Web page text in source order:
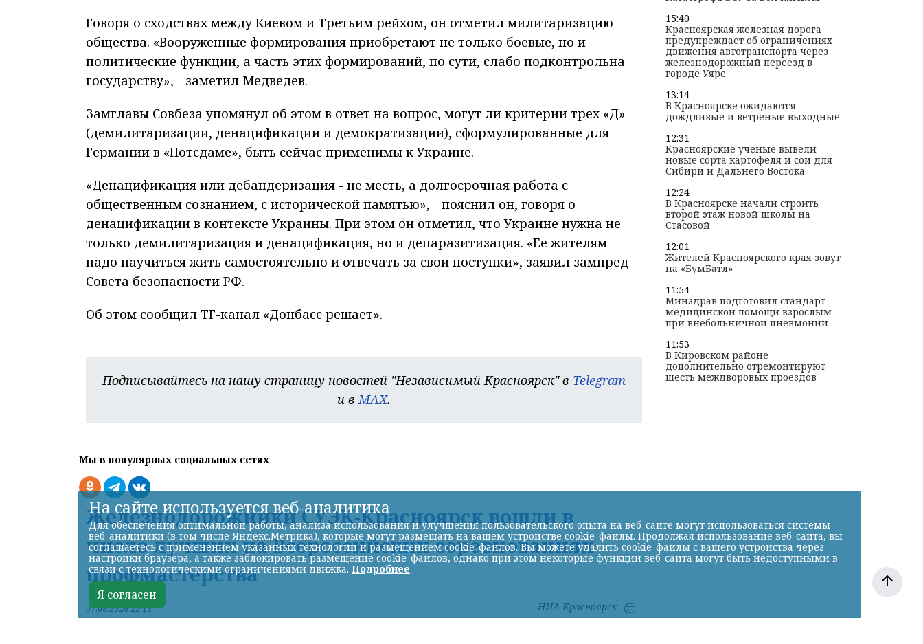
Говоря о сходствах между Киевом и Третьим рейхом, он отметил милитаризацию
общества. «Вооруженные формирования приобретают не только боевые, но и
политические функции, а часть этих формирований, по сути, слабо подконтрольна
государству», - заметил Медведев.
Замглавы Совбеза упомянул об этом в ответ на вопрос, могут ли критерии трех «Д»
(демилитаризации, денацификации и демократизации), сформулированные для
Германии в «Потсдаме», быть сейчас применимы к Украине.
«Денацификация или дебандеризация - не месть, а долгосрочная работа с
общественным сознанием, с исторической памятью», - пояснил он, говоря о
денацификации в контексте Украины. При этом он отметил, что Украине нужна не
только демилитаризация и денацификация, но и депаразитизация. «Ее жителям
надо научиться жить самостоятельно и отвечать за свои поступки», заявил зампред
Совета безопасности РФ.
Об этом сообщил ТГ-канал «Донбасс решает».
Подписывайтесь на нашу страницу новостей "Независимый Красноярск" в Telegram
и вMAX.
Мы в популярных социальных сетях
Железнодорожники СУЭК-Красноярск вошли в
число лучших на Всероссийских соревнованиях
профмастерства
07.08.2026 22:13 НИА-Красноярск
15:40
Красноярская железная дорога
предупреждает об ограничениях
движения автотранспорта через
железнодорожный переезд в
городе Уяре
13:14
В Красноярске ожидаются
дождливые и ветреные выходные
12:31
Красноярские ученые вывели
новые сорта картофеля и сои для
Сибири и Дальнего Востока
12:24
В Красноярске начали строить
второй этаж новой школы на
Стасовой
12:01
Жителей Красноярского края зовут
на «БумБатл»
11:54
Минздрав подготовил стандарт
медицинской помощи взрослым
при внебольничной пневмонии
11:53
В Кировском районе
дополнительно отремонтируют
шесть междворовых проездов
На сайте используется веб-аналитика
Для обеспечения оптимальной работы, анализа использования и улучшения пользовательского опыта на веб-сайте могут использоваться системы
веб-аналитики (в том числе Яндекс.Метрика), которые могут размещать на вашем устройстве cookie-файлы. Продолжая использование веб-сайта, вы
соглашаетесь с применением указанных технологий и размещением cookie-файлов. Вы можете удалить cookie-файлы с вашего устройства через
настройки браузера, а также заблокировать размещение cookie-файлов, однако при этом некоторые функции веб-сайта могут быть недоступными в
связи с технологическими ограничениями движка. Подробнее
Я согласен